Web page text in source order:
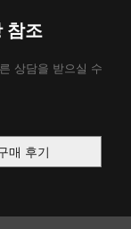
참조
상담을 받으실 수
매 후기